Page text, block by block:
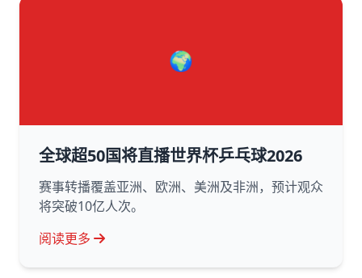
🌍
全球超50国将直播世界杯乒乓球2026
赛事转播覆盖亚洲、欧洲、美洲及非洲，预计观众
将突破10亿人次。
阅读更多